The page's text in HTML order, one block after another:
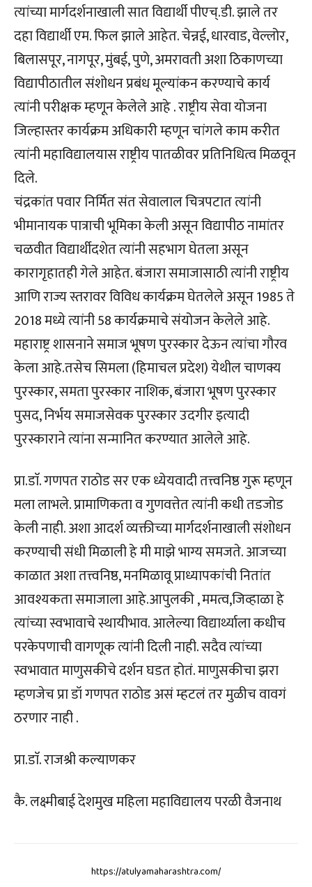
त्यांच्या मार्गदर्शनाखाली सात विद्यार्थी पीएच्.डी. झाले तर
दहा विद्यार्थी एम. फिल झाले आहेत. चेन्नई, धारवाड, वेल्लोर,
बिलासपूर, नागपूर, मुंबई, पुणे, अमरावती अशा ठिकाणच्या
विद्यापीठातील संशोधन प्रबंध मूल्यांकन करण्याचे कार्य
त्यांनी परीक्षक म्हणून केलेले आहे . राष्ट्रीय सेवा योजना
जिल्हास्तर कार्यक्रम अधिकारी म्हणून चांगले काम करीत
त्यांनी महाविद्यालयास राष्ट्रीय पातळीवर प्रतिनिधित्व मिळवून
दिले.
चंद्रकांत पवार निर्मित संत सेवालाल चित्रपटात त्यांनी
भीमानायक पात्राची भूमिका केली असून विद्यापीठ नामांतर
चळवीत विद्यार्थीदशेत त्यांनी सहभाग घेतला असून
कारागृहातही गेले आहेत. बंजारा समाजासाठी त्यांनी राष्ट्रीय
आणि राज्य स्तरावर विविध कार्यक्रम घेतलेले असून 1985 ते
2018 मध्ये त्यांनी 58 कार्यक्रमाचे संयोजन केलेले आहे.
महाराष्ट्र शासनाने समाज भूषण पुरस्कार देऊन त्यांचा गौरव
केला आहे.तसेच सिमला (हिमाचल प्रदेश) येथील चाणक्य
पुरस्कार, समता पुरस्कार नाशिक, बंजारा भूषण पुरस्कार
पुसद, निर्भय समाजसेवक पुरस्कार उदगीर इत्यादी
पुरस्काराने त्यांना सन्मानित करण्यात आलेले आहे.
प्रा.डाॅ. गणपत राठोड सर एक ध्येयवादी तत्त्वनिष्ठ गुरू म्हणून
मला लाभले. प्रामाणिकता व गुणवत्तेत त्यांनी कधी तडजोड
केली नाही. अशा आदर्श व्यक्तीच्या मार्गदर्शनाखाली संशोधन
करण्याची संधी मिळाली हे मी माझे भाग्य समजते. आजच्या
काळात अशा तत्त्वनिष्ठ, मनमिळावू प्राध्यापकांची नितांत
आवश्यकता समाजाला आहे.आपुलकी , ममत्व,जिव्हाळा हे
त्यांच्या स्वभावाचे स्थायीभाव. आलेल्या विद्यार्थ्याला कधीच
परकेपणाची वागणूक त्यांनी दिली नाही. सदैव त्यांच्या
स्वभावात माणुसकीचे दर्शन घडत होतं. माणुसकीचा झरा
म्हणजेच प्रा डॉ गणपत राठोड असं म्हटलं तर मुळीच वावगं
ठरणार नाही .
प्रा.डाॅ. राजश्री कल्याणकर
कै. लक्ष्मीबाई देशमुख महिला महाविद्यालय परळी वैजनाथ
https://atulyamaharashtra.com/